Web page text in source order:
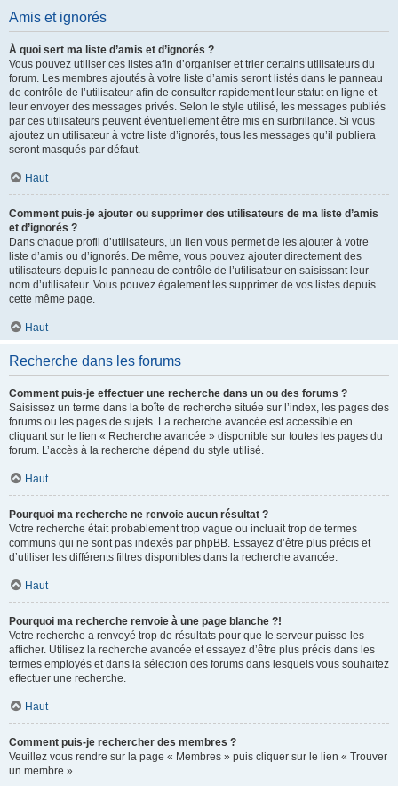
Amis et ignorés
À quoi sert ma liste d’amis et d’ignorés ?
Vous pouvez utiliser ces listes afin d’organiser et trier certains utilisateurs du
forum. Les membres ajoutés à votre liste d’amis seront listés dans le panneau
de contrôle de l’utilisateur afin de consulter rapidement leur statut en ligne et
leur envoyer des messages privés. Selon le style utilisé, les messages publiés
par ces utilisateurs peuvent éventuellement être mis en surbrillance. Si vous
ajoutez un utilisateur à votre liste d’ignorés, tous les messages qu’il publiera
seront masqués par défaut.
Haut
Comment puis-je ajouter ou supprimer des utilisateurs de ma liste d’amis
et d’ignorés ?
Dans chaque profil d’utilisateurs, un lien vous permet de les ajouter à votre
liste d’amis ou d’ignorés. De même, vous pouvez ajouter directement des
utilisateurs depuis le panneau de contrôle de l’utilisateur en saisissant leur
nom d’utilisateur. Vous pouvez également les supprimer de vos listes depuis
cette même page.
Haut
Recherche dans les forums
Comment puis-je effectuer une recherche dans un ou des forums ?
Saisissez un terme dans la boîte de recherche située sur l’index, les pages des
forums ou les pages de sujets. La recherche avancée est accessible en
cliquant sur le lien « Recherche avancée » disponible sur toutes les pages du
forum. L’accès à la recherche dépend du style utilisé.
Haut
Pourquoi ma recherche ne renvoie aucun résultat ?
Votre recherche était probablement trop vague ou incluait trop de termes
communs qui ne sont pas indexés par phpBB. Essayez d’être plus précis et
d’utiliser les différents filtres disponibles dans la recherche avancée.
Haut
Pourquoi ma recherche renvoie à une page blanche ?!
Votre recherche a renvoyé trop de résultats pour que le serveur puisse les
afficher. Utilisez la recherche avancée et essayez d’être plus précis dans les
termes employés et dans la sélection des forums dans lesquels vous souhaitez
effectuer une recherche.
Haut
Comment puis-je rechercher des membres ?
Veuillez vous rendre sur la page « Membres » puis cliquer sur le lien « Trouver
un membre ».